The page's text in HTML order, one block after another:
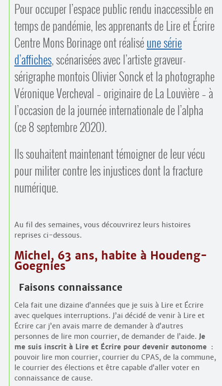
Pour occuper l’espace public rendu inaccessible en
temps de pandémie, les apprenants de Lire et Écrire
Centre Mons Borinage ont réaliséune série
d’affiches, scénarisées avec l’artiste graveur-
sérigraphe montois Olivier Sonck et la photographe
Véronique Vercheval – originaire de La Louvière – à
l’occasion de la journée internationale de l’alpha
(ce 8 septembre 2020).
Ils souhaitent maintenant témoigner de leur vécu
pour militer contre les injustices dont la fracture
numérique.
Au fil des semaines, vous découvrirez leurs histoires
reprises ci-dessous.
Michel, 63 ans, habite à Houdeng-
Goegnies
Faisons connaissance
Cela fait une dizaine d’années que je suis à Lire et Écrire
avec quelques interruptions. J’ai décidé de venir à Lire et
Écrire car j’en avais marre de demander à d’autres
personnes de lire mon courrier, de demander de l’aide. Je
me suis inscrit à Lire et Écrire pour devenir autonome :
pouvoir lire mon courrier, courrier du CPAS, de la commune,
le courrier des élections et être capable d’aller voter en
connaissance de cause.